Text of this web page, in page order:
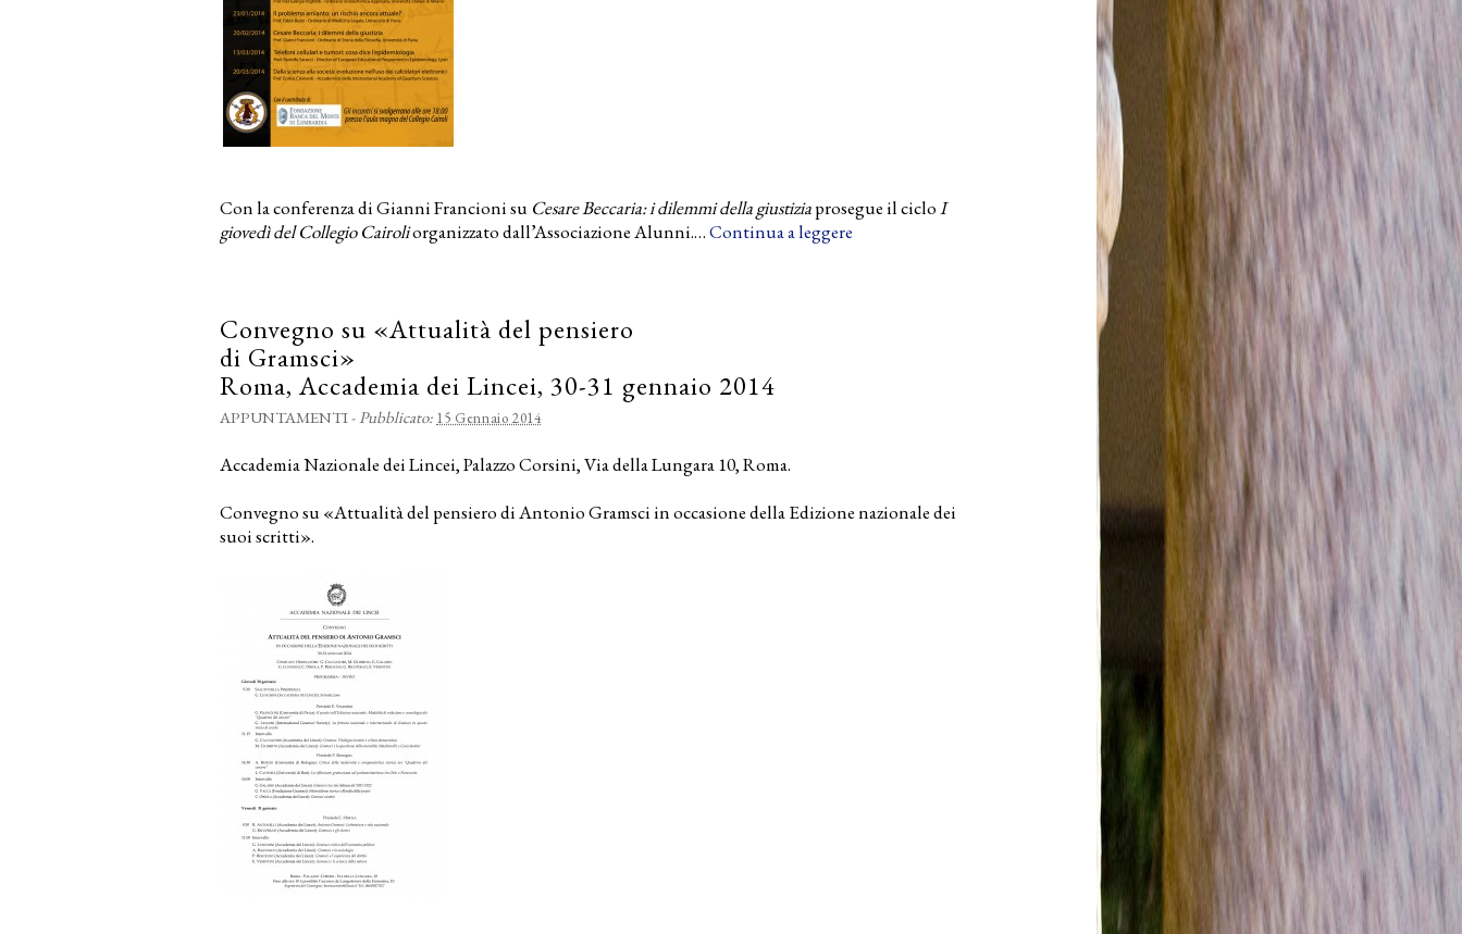
Con la conferenza di Gianni Francioni su Cesare Beccaria: i dilemmi della giustiziaprosegue il cicloI
giovedì del Collegio Cairoliorganizzato dall’Associazione Alunni.…Continua a leggere
Convegno su «Attualità del pensiero
di Gramsci»
Roma, Accademia dei Lincei, 30-31 gennaio 2014
APPUNTAMENTI-Pubblicato: 15 Gennaio 2014
Accademia Nazionale dei Lincei, Palazzo Corsini, Via della Lungara 10, Roma.
Convegno su «Attualità del pensiero di Antonio Gramsci in occasione della Edizione nazionale dei
suoi scritti».